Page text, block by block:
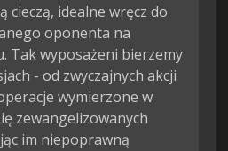
cieczą, idealne wręcz do
oponenta na
Tak wyposażeni bierzemy
- od zwyczajnych akcji
wymierzone w
zewangelizowanych
im niepoprawną